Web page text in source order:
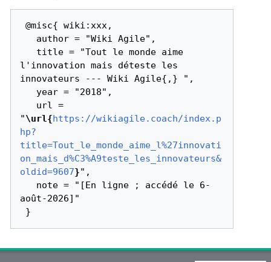
@misc{ wiki:xxx,
l'innovation mais déteste les
innovateurs --- Wiki Agile{,} ",
"\url{https://wikiagile.coach/index.p
hp?
title=Tout_le_monde_aime_l%27innovati
on_mais_d%C3%A9teste_les_innovateurs&
oldid=9607}",
août-2026]"